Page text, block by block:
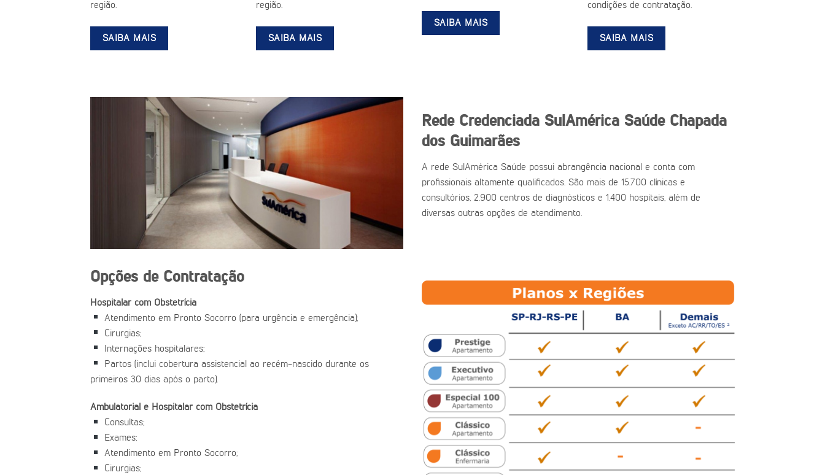
região.
SAIBA MAIS
região.
SAIBA MAIS
SAIBA MAIS
condições de contratação.
SAIBA MAIS
Rede Credenciada SulAmérica Saúde Chapada
dos Guimarães
A rede SulAmérica Saúde possui abrangência nacional e conta com
profissionais altamente qualificados. São mais de 15.700 clínicas e
consultórios, 2.900 centros de diagnósticos e 1.400 hospitais, além de
diversas outras opções de atendimento.
Opções de Contratação
Hospitalar com Obstetrícia
Atendimento em Pronto Socorro (para urgência e emergência);
Cirurgias;
Internações hospitalares;
Partos (inclui cobertura assistencial ao recém-nascido durante os
primeiros 30 dias após o parto).
Ambulatorial e Hospitalar com Obstetrícia
Consultas;
Exames;
Atendimento em Pronto Socorro;
Cirurgias;